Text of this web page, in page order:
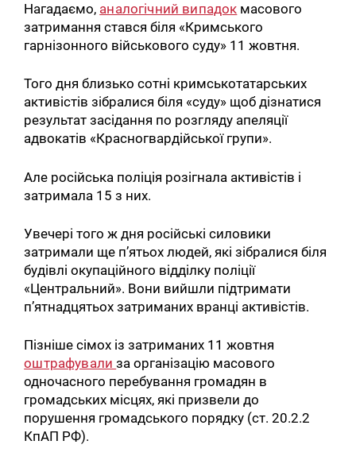
Нагадаємо, аналогічний випадок масового
затримання стався біля «Кримського
гарнізонного військового суду» 11 жовтня.
Того дня близько сотні кримськотатарських
активістів зібралися біля «суду» щоб дізнатися
результат засідання по розгляду апеляції
адвокатів «Красногвардійської групи».
Але російська поліція розігнала активістів і
затримала 15 з них.
Увечері того ж дня російські силовики
затримали ще п’ятьох людей, які зібралися біля
будівлі окупаційного відділку поліції
«Центральний». Вони вийшли підтримати
п’ятнадцятьох затриманих вранці активістів.
Пізніше сімох із затриманих 11 жовтня
оштрафувализа організацію масового
одночасного перебування громадян в
громадських місцях, які призвели до
порушення громадського порядку (ст. 20.2.2
КпАП РФ).